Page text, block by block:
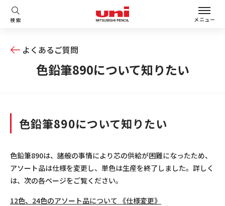
検索 メニュー
よくあるご質問
色鉛筆890について知りたい
色鉛筆890について知りたい
色鉛筆890は、諸般の事情により芯の供給が困難になったため、
アソート品は仕様を変更し、単色は生産を終了しました。詳しく
は、次の各ページをご覧ください。
12色、24色のアソート品について 《仕様変更》